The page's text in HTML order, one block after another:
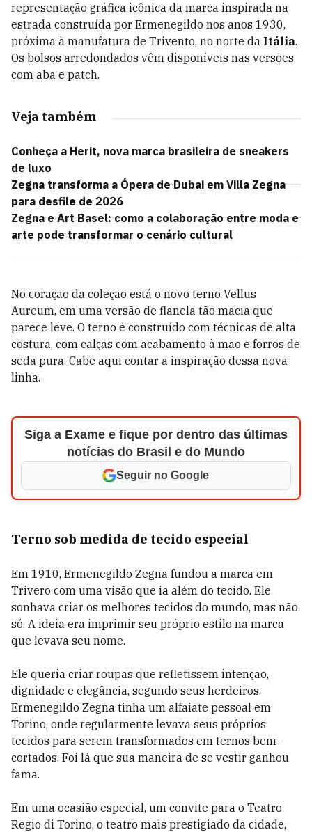
representação gráfica icônica da marca inspirada na
estrada construída por Ermenegildo nos anos 1930,
próxima à manufatura de Trivento, no norte da Itália.
Os bolsos arredondados vêm disponíveis nas versões
com aba e patch.
Veja também
Conheça a Herit, nova marca brasileira de sneakers
de luxo
Zegna transforma a Ópera de Dubai em Villa Zegna
para desfile de 2026
Zegna e Art Basel: como a colaboração entre moda e
arte pode transformar o cenário cultural
No coração da coleção está o novo terno Vellus
Aureum, em uma versão de flanela tão macia que
parece leve. O terno é construído com técnicas de alta
costura, com calças com acabamento à mão e forros de
seda pura. Cabe aqui contar a inspiração dessa nova
linha.
Siga a Exame e fique por dentro das últimas
notícias do Brasil e do Mundo
Seguir no Google
Terno sob medida de tecido especial
Em 1910, Ermenegildo Zegna fundou a marca em
Trivero com uma visão que ia além do tecido. Ele
sonhava criar os melhores tecidos do mundo, mas não
só. A ideia era imprimir seu próprio estilo na marca
que levava seu nome.
Ele queria criar roupas que refletissem intenção,
dignidade e elegância, segundo seus herdeiros.
Ermenegildo Zegna tinha um alfaiate pessoal em
Torino, onde regularmente levava seus próprios
tecidos para serem transformados em ternos bem-
cortados. Foi lá que sua maneira de se vestir ganhou
fama.
Em uma ocasião especial, um convite para o Teatro
Regio di Torino, o teatro mais prestigiado da cidade,